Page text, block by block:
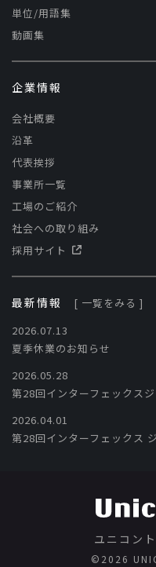
単位/用語集
動画集
企業情報
会社概要
沿革
代表挨拶
事業所一覧
工場のご紹介
社会への取り組み
採用サイト
最新情報
[ 一覧をみる ]
2026.07.13
夏季休業のお知らせ
2026.05.28
第28回インターフェックス
2026.04.01
第28回インターフェックス
ユニコン
©️2026